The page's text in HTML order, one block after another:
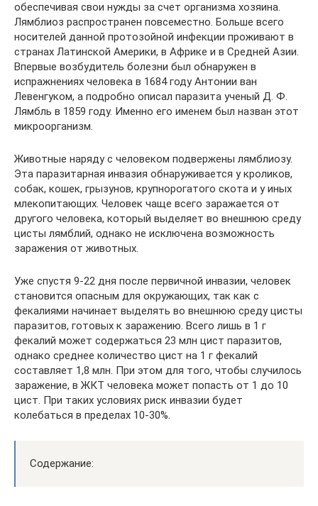
обеспечивая свои нужды за счет организма хозяина.
Лямблиоз распространен повсеместно. Больше всего
носителей данной протозойной инфекции проживают в
странах Латинской Америки, в Африке и в Средней Азии.
Впервые возбудитель болезни был обнаружен в
испражнениях человека в 1684 году Антонии ван
Левенгуком, а подробно описал паразита ученый Д. Ф.
Лямбль в 1859 году. Именно его именем был назван этот
микроорганизм.
Животные наряду с человеком подвержены лямблиозу.
Эта паразитарная инвазия обнаруживается у кроликов,
собак, кошек, грызунов, крупнорогатого скота и у иных
млекопитающих. Человек чаще всего заражается от
другого человека, который выделяет во внешнюю среду
цисты лямблий, однако не исключена возможность
заражения от животных.
Уже спустя 9-22 дня после первичной инвазии, человек
становится опасным для окружающих, так как с
фекалиями начинает выделять во внешнюю среду цисты
паразитов, готовых к заражению. Всего лишь в 1 г
фекалий может содержаться 23 млн цист паразитов,
однако среднее количество цист на 1 г фекалий
составляет 1,8 млн. При этом для того, чтобы случилось
заражение, в ЖКТ человека может попасть от 1 до 10
цист. При таких условиях риск инвазии будет
колебаться в пределах 10-30%.
Содержание: